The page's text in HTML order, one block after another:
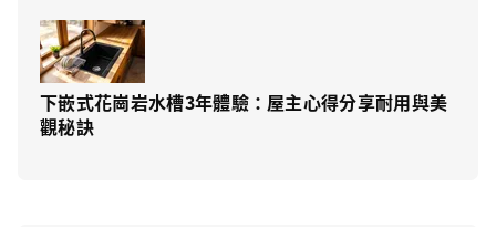
下嵌式花崗岩水槽3年體驗：屋主心得分享耐用與美
觀秘訣